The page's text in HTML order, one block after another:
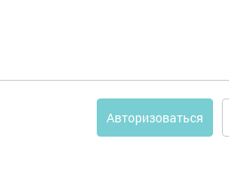
Авторизоваться